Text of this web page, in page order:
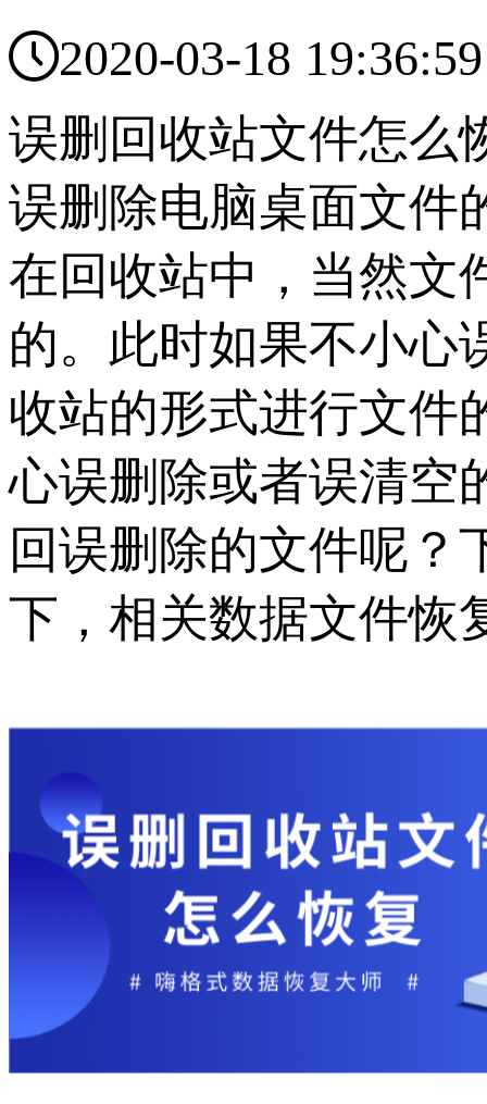
2020-03-18 19:36:59
误删回收站文件怎么
误删除电脑桌面文件
在回收站中，当然文
的。此时如果不小心
收站的形式进行文件
心误删除或者误清空
回误删除的文件呢？
下，相关数据文件恢